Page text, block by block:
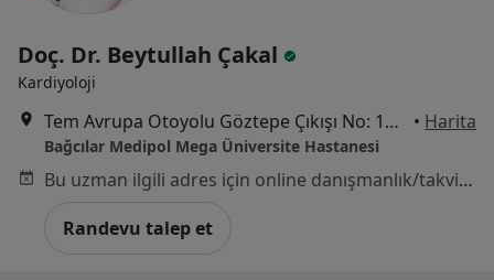
Doç. Dr. Beytullah Çakal
Kardiyoloji
Tem Avrupa Otoyolu Göztepe Çıkışı No: 1Bağcılar, İstanbul • Harita
Bağcılar Medipol Mega Üniversite Hastanesi
Bu uzman ilgili adres için online danışmanlık/takvim sunmuyor.
Randevu talep et